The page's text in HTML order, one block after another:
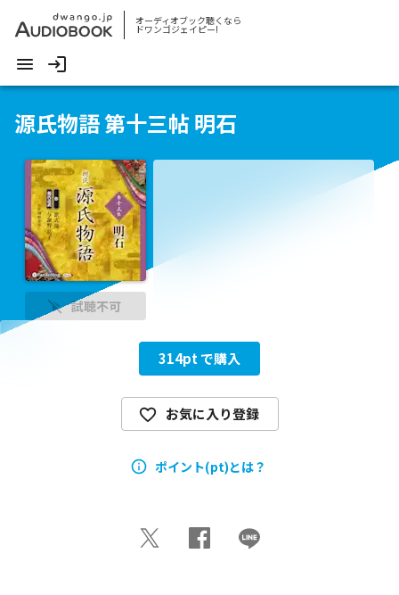
オーディオブック聴くなら
ドワンゴジェイピー!
源氏物語 第十三帖 明石
試聴不可
314pt で購入
お気に入り登録
ポイント(pt)とは？